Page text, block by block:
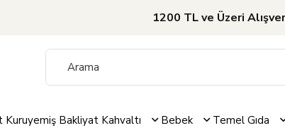
1200 TL ve Üzeri
Kuruyemiş Bakliyat Kahvaltı Bebek Temel Gıda